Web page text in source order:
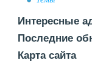
Интересные
Последние
Карта сайта